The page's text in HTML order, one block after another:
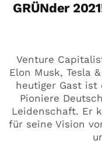
GRÜNder
Venture
Elon Musk, Tesla
heutiger Gast ist
Pioniere
Leidenschaft. Er
für seine Vision